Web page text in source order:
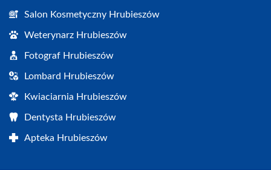
Salon Kosmetyczny Hrubieszów
Weterynarz Hrubieszów
Fotograf Hrubieszów
Lombard Hrubieszów
Kwiaciarnia Hrubieszów
Dentysta Hrubieszów
Apteka Hrubieszów